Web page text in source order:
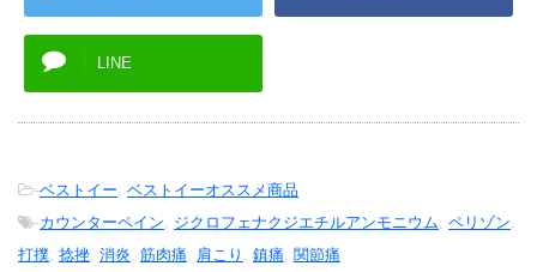
LINE
-ベストイー ベストイーオススメ商品
-カウンターペイン ジクロフェナクジエチルアンモニウム ペリゾン
打撲 捻挫 消炎 筋肉痛 肩こり 鎮痛 関節痛